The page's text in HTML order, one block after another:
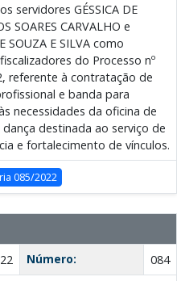
servidores GÉSSICA DE
SOARES CARVALHO e
SOUZA E SILVA como
do Processo nº
referente à contratação de
e banda para
necessidades da oficina de
dança destinada ao serviço de
e fortalecimento de vínculos.
085/2022
Número:
084